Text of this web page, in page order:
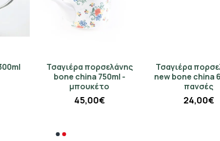
Τσαγιέρα πορσελάνης
bone china 750ml -
μπουκέτο
45,00€
Τσαγιέρα πορσελάνης
new bone china 675ml -
πανσές
24,00€